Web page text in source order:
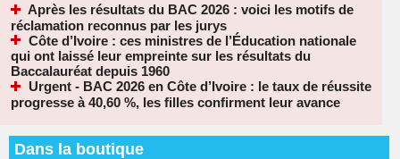
Après les résultats du BAC 2026 : voici les motifs de
réclamation reconnus par les jurys
Côte d’Ivoire : ces ministres de l’Éducation nationale
qui ont laissé leur empreinte sur les résultats du
Baccalauréat depuis 1960
Urgent - BAC 2026 en Côte d’Ivoire : le taux de réussite
progresse à 40,60 %, les filles confirment leur avance
Dans la boutique